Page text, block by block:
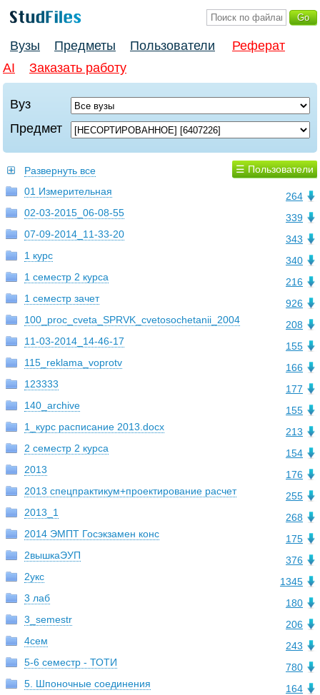
Вузы Предметы Пользователи
Реферат
AI
Заказать работу
Вуз
Предмет
☰ Пользователи
Развернуть все
264
01 Измерительная
339
02-03-2015_06-08-55
343
07-09-2014_11-33-20
340
1 курс
216
1 семестр 2 курса
926
1 семестр зачет
208
100_proc_cveta_SPRVK_cvetosochetanii_2004
155
11-03-2014_14-46-17
166
115_reklama_voprotv
177
123333
155
140_archive
213
1_курс расписание 2013.docx
154
2 семестр 2 курса
176
2013
255
2013 спецпрактикум+проектирование расчет
268
2013_1
175
2014 ЭМПТ Госэкзамен конс
376
2вышкаЭУП
1345
2укс
180
3 лаб
206
3_semestr
243
4сем
780
5-6 семестр - ТОТИ
164
5. Шпоночные соединения